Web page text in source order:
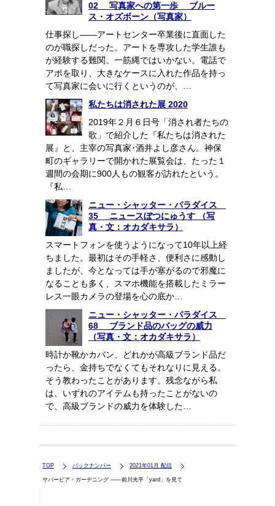
02 写真家への第一歩 ブルー
ス・オズボーン（写真家）
仕事探し――アートセンター卒業後に直面した
のが職探しだった。アートを専攻した学生誰も
が経験する難関。一筋縄ではいかない。電話で
アポを取り、大きなケースに入れた作品を持っ
て写真家に会いに行くというのが、…
私たちは消された展 2020
2019年２月６日号「消され者たちの
歌」で紹介した『私たちは消された
展』と、主宰の写真家･酒井よし彦さん。神保
町のギャラリーで開かれた展覧会は、たった１
週間の会期に900人もの観客が訪れたという。
『私…
ニュー・シャッター・パラダイス
35 ニュースぼつにゅうす （写
真・文：オカダキサラ）
スマートフォンを使うようになって10年以上経
ちました。最初はその手軽さ、便利さに感動し
ましたが、今となっては手が塞がるので邪魔に
なることも多く、スマホ機能を搭載したミラー
レス一眼カメラの登場を心の底か…
ニュー・シャッター・パラダイス
68 ブランド品のバッグの威力
（写真・文：オカダキサラ）
時計か靴かカバン、どれかが高級ブランド品だ
ったら、金持ちでなくてもそれなりに見える。
そう教わったことがあります。残念ながら私
は、いずれのアイテムも持ったことがないの
で、高級ブランドの威力を体験した…
TOP バックナンバー 2021年01月 配信
サバービア・ガーデニング ――前川光平「yard」を見て